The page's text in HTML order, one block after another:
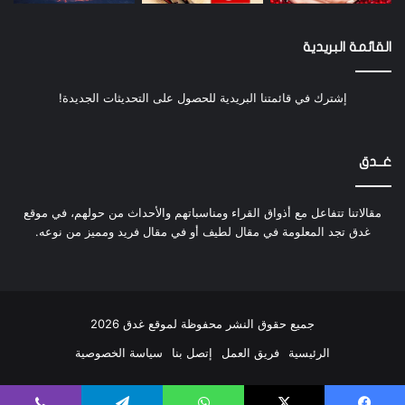
وكان الأمير عز الدين أيبك لا يتصرف إلا بمشورتها
وموافقتها ومن منجزاتها:
أصدرت المراسيم السلطانية بتوقيع شجرة الدر
أنشأت مدرسة عرفت بمدرسة شجرة الدر
أنشأت حماماً عرف بحمام الست
القائمة البريدية
إشترك في قائمتنا البريدية للحصول على التحديثات الجديدة!
غــدق
مقالاتنا تتفاعل مع أذواق القراء ومناسباتهم والأحداث من حولهم، في موقع
غدق تجد المعلومة في مقال لطيف أو في مقال فريد ومميز من نوعه.
جميع حقوق النشر محفوظة لموقع غدق 2026
الرئيسية
فريق العمل إتصل بنا سياسة الخصوصية